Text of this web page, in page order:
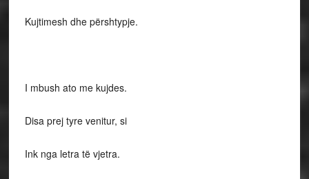
Kujtimesh dhe përshtypje.
I mbush ato me kujdes.
Disa prej tyre venitur, si
Ink nga letra të vjetra.